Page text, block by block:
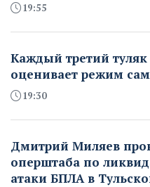
19:55
Каждый третий
оценивает режим
19:30
Дмитрий Миляев
оперштаба по
атаки БПЛА в